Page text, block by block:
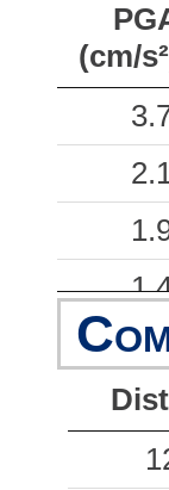
(cm/
(cm/
Dist